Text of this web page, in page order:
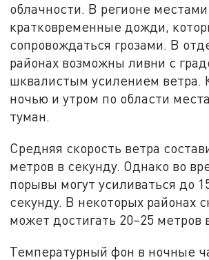
облачности. В регионе
кратковременные дожди,
сопровождаться грозами. В
районах возможны ливни с
шквалистым усилением ветра.
ночью и утром по области
туман.
Средняя скорость ветра
метров в секунду. Однако во
порывы могут усиливаться до
секунду. В некоторых районах
может достигать 20–25 метров
Температурный фон в ночные